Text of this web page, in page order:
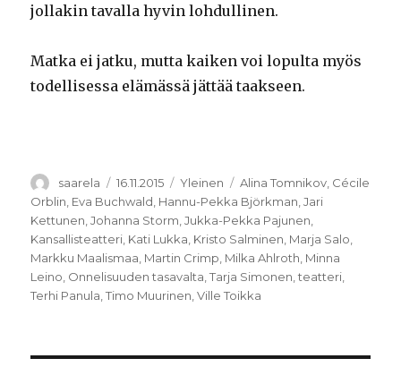
jollakin tavalla hyvin lohdullinen.
Matka ei jatku, mutta kaiken voi lopulta myös
todellisessa elämässä jättää taakseen.
Kirjoittaja
saarela Julkaistu
16.11.2015 Kategoriat
Yleinen Avainsanat
Alina Tomnikov Cécile
Orblin Eva Buchwald Hannu-Pekka Björkman ,Jari
Kettunen ,Johanna Storm ,Jukka-Pekka Pajunen
Kansallisteatteri Kati Lukka Kristo Salminen Marja Salo
Markku Maalismaa Martin Crimp Milka Ahlroth Minna
Leino Onnelisuuden tasavalta ,Tarja Simonen ,teatteri
Terhi Panula ,Timo Muurinen ,Ville Toikka